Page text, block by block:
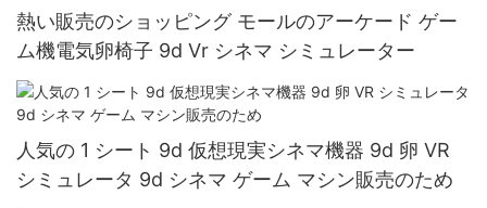
熱い販売のショッピング モールのアーケード ゲー
ム機電気卵椅子 9d Vr シネマ シミュレーター
人気の 1 シート 9d 仮想現実シネマ機器 9d 卵 VR
シミュレータ 9d シネマ ゲーム マシン販売のため